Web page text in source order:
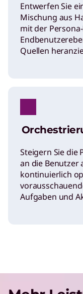
Entwerfen Sie
Mischung aus
mit der
Quellen
Steigern Sie die
an die Benutzer
kontinuierlich
Aufgaben und